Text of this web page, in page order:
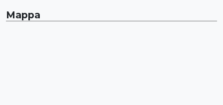
Mappa